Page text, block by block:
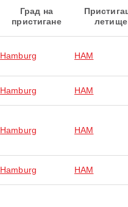
Град на
пристигане
летище
Hamburg HAM
Hamburg HAM
Hamburg HAM
Hamburg HAM